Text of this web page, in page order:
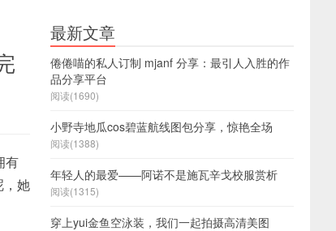
有
，她
最新文章
倦倦喵的私人订制 mjanf 分享：最引人入胜的作
品分享平台
阅读(1690)
小野寺地瓜cos碧蓝航线图包分享，惊艳全场
阅读(1388)
年轻人的最爱——阿诺不是施瓦辛戈校服赏析
阅读(1315)
穿上yui金鱼空泳装，我们一起拍摄高清美图